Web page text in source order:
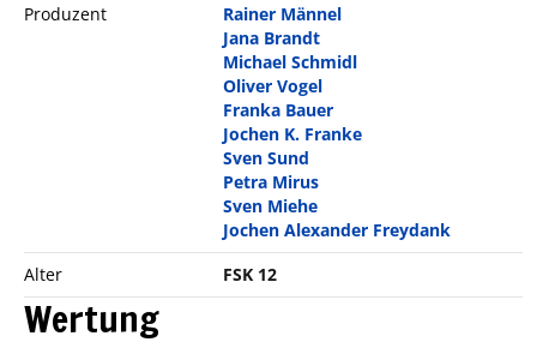
Produzent
Rainer Männel
Jana Brandt
Michael Schmidl
Oliver Vogel
Franka Bauer
Jochen K. Franke
Sven Sund
Petra Mirus
Sven Miehe
Jochen Alexander Freydank
Alter
FSK 12
Wertung